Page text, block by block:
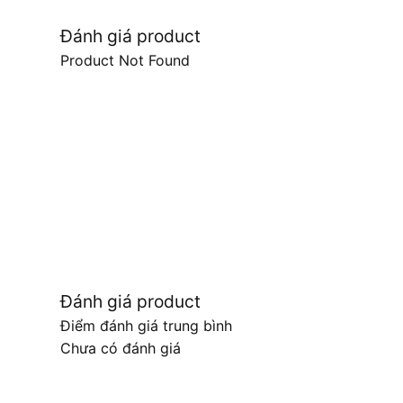
Đánh giá product
Product Not Found
Đánh giá product
Điểm đánh giá trung bình
Chưa có đánh giá